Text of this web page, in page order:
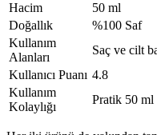
Hacim
50 ml
Doğallık
%100 Saf
Kullanım
Alanları
Saç ve cilt
Kullanıcı Puanı 4.8
Kullanım
Kolaylığı
Pratik 50 ml